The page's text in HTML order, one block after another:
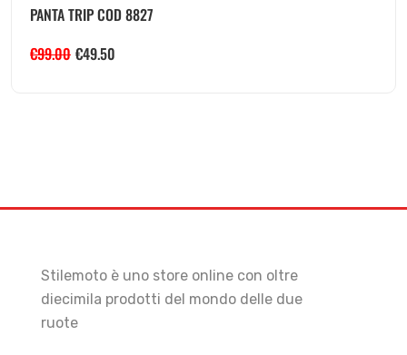
PANTA TRIP COD 8827
€99.00 €49.50
Stilemoto è uno store online con oltre
diecimila prodotti del mondo delle due
ruote